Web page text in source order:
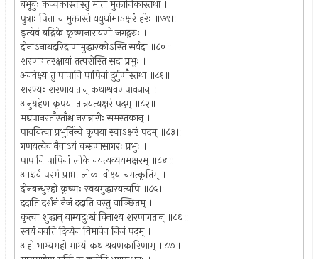
बभूवुः कन्यकास्तास्तु माता मुक्तानिकास्तथा ।
पुत्राः पिता च मुक्तास्ते ययुर्धामाऽक्षरं हरेः ॥७९॥
इत्येवं बद्रिके कृष्णनारायणो जगद्रुरुः ।
दीनाऽनाथदरिद्राणामुद्धारकोऽस्ति सर्वदा ॥८०॥
शरणागतरक्षायां तत्परोस्ति सदा प्रभुः ।
अनवेक्ष्य तु पापानि पापिनां दुर्गुणाँस्तथा ॥८१॥
शरण्यः शरणायातान् कथाश्रवणपावनान् ।
अनुग्रहेण कृपया तान्नयत्यक्षरं पदम् ॥८२॥
मद्यपानरताँस्ताँश्च नरान्नारीः समस्तकान् ।
पावयित्वा प्रभुर्निन्ये कृपया स्वाऽक्षरं पदम् ॥८३॥
गणयत्येव नैवाऽयं करुणासागरः प्रभुः ।
पापानि पापिनां लोके नयत्यव्ययमक्षरम् ॥८४॥
आश्चर्यं परमं प्राप्ता लोका वीक्ष्य चमत्कृतिम् ।
दीनबन्धुरहो कृष्णः स्वयमुद्धारयत्यपि ॥८५॥
ददाति दर्शनं नैजं ददाति वस्तु वाञ्छितम् ।
कृत्वा शुद्धान् याम्यदुःखं विनाश्य शरणागतान् ॥८६॥
स्वयं नयति दिव्येन विमानेन निजं पदम् ।
अहो भाग्यमहो भाग्यं कथाश्रवणकारिणाम् ॥८७॥